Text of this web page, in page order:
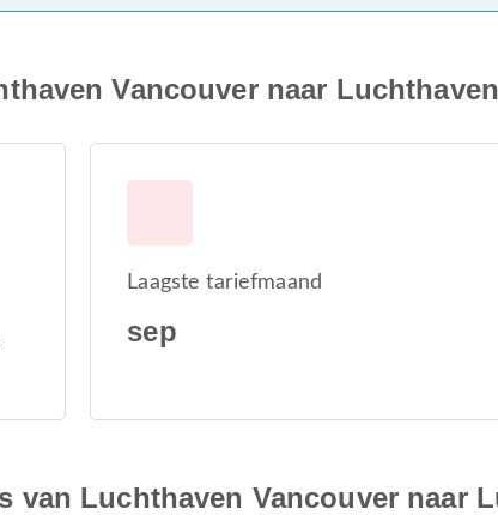
Vancouver naar
Laagste tariefmaand
sep
van Luchthaven Vancouver naar